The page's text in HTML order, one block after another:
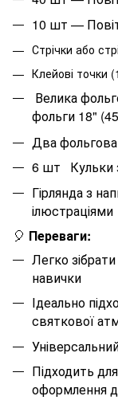
10 шт —
Стрічки або
Клейові точки
Велика
фольги 18"
Два
6 шт
Кульки
Гірлянда з
ілюстраціями
🎈 Переваги:
Легко
навички
Ідеально
святкової
Підходить
оформлення